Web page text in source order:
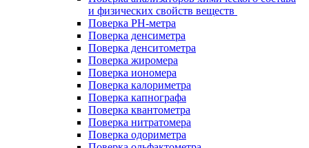
и физических свойств веществ
Поверка PH-метра
Поверка денсиметра
Поверка денситометра
Поверка жиромера
Поверка иономера
Поверка калориметра
Поверка капнографа
Поверка квантометра
Поверка нитратомера
Поверка одориметра